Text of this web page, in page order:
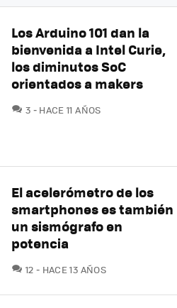
Los Arduino 101 dan la
bienvenida a Intel Curie,
los diminutos SoC
orientados a makers
3 COMENTARIOS
HACE 11 AÑOS
El acelerómetro de los
smartphones es también
un sismógrafo en
potencia
12 COMENTARIOS
HACE 13 AÑOS